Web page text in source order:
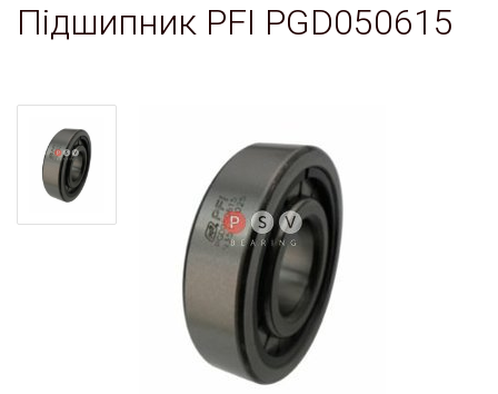
Підшипник PFI PGD050615